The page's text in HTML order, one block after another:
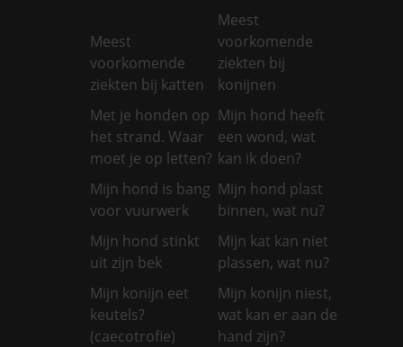
Meest
voorkomende
ziekten bij katten
Meest
voorkomende
ziekten bij
konijnen
Met je honden op
het strand. Waar
moet je op letten?
Mijn hond heeft
een wond, wat
kan ik doen?
Mijn hond is bang
voor vuurwerk
Mijn hond plast
binnen, wat nu?
Mijn hond stinkt
uit zijn bek
Mijn kat kan niet
plassen, wat nu?
Mijn konijn eet
keutels?
(caecotrofie)
Mijn konijn niest,
wat kan er aan de
hand zijn?